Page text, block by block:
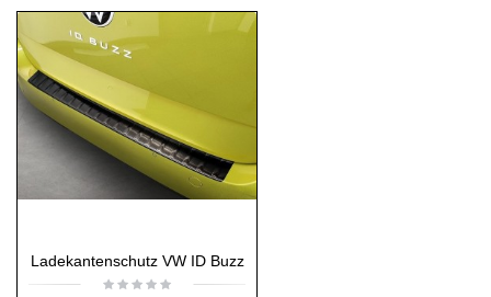
Ladekantenschutz VW ID Buzz